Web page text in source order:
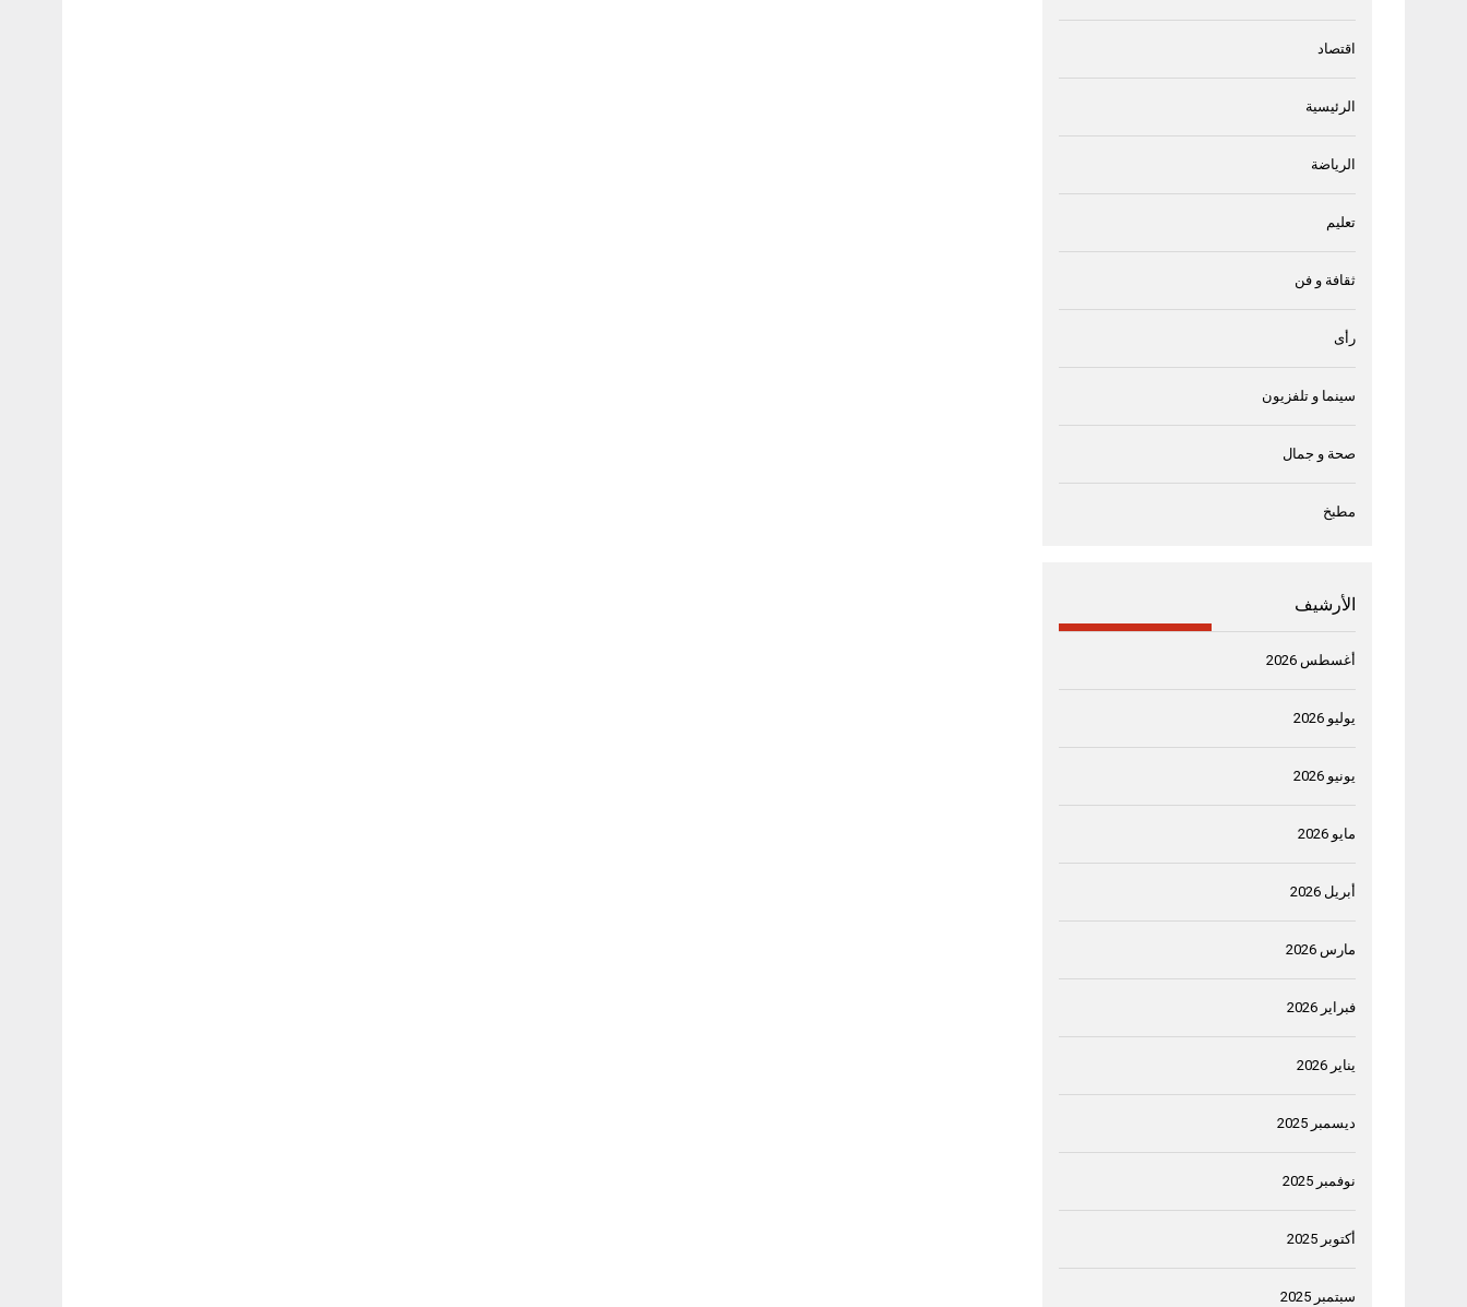
اقتصاد
الرئيسية
الرياضة
تعليم
ثقافة و فن
رأى
سينما و تلفزيون
صحة و جمال
مطبخ
الأرشيف
أغسطس 2026
يوليو 2026
يونيو 2026
مايو 2026
أبريل 2026
مارس 2026
فبراير 2026
يناير 2026
ديسمبر 2025
نوفمبر 2025
أكتوبر 2025
سبتمبر 2025